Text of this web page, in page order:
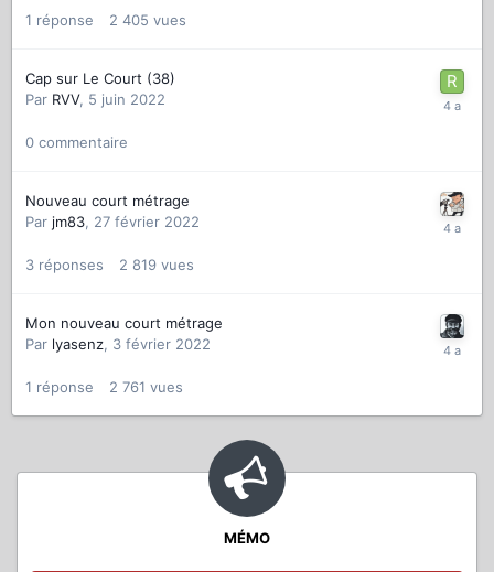
1 réponse 2 405 vues
Cap sur Le Court (38)
Par RVV, 5 juin 2022
0 commentaire
Nouveau court métrage
Par jm83, 27 février 2022
3 réponses 2 819 vues
Mon nouveau court métrage
Par lyasenz, 3 février 2022
1 réponse 2 761 vues
MÉMO